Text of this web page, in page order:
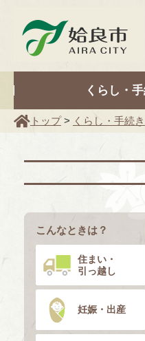
くらし・
トップ> くらし・手続き
こんなときは？
住まい・
引っ越し
妊娠・出産